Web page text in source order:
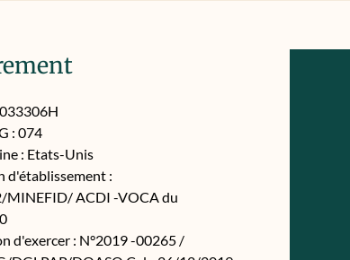
: 074
: Etats-Unis
d'établissement :
MINEFID/ ACDI -VOCA du
d'exercer : N°2019 -00265 /